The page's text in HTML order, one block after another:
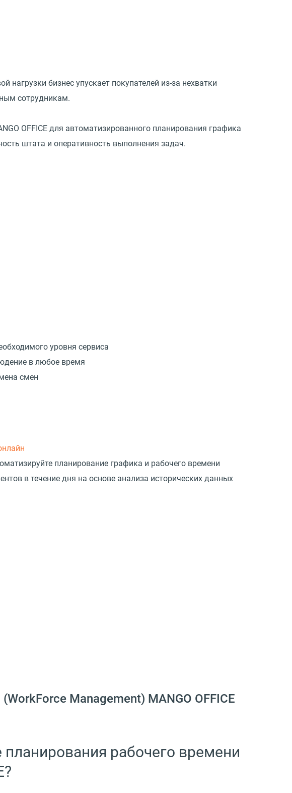
бизнес упускает покупателей из-за нехватки
сотрудникам.
OFFICE для автоматизированного планирования графика
штата и оперативность выполнения задач.
уровня сервиса
в любое время
смен
планирование графика и рабочего времени
в течение дня на основе анализа исторических данных
Management) MANGO OFFICE
рабочего времени